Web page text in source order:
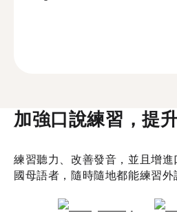
加強口說練習，提
練習聽力、改善發音，並且增
國母語者，隨時隨地都能練習外